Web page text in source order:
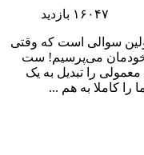
۱۶۰۴۷ بازدید
سوالی است که وقتی
خودمان می‌پرسیم! ست
را تبدیل به یک
کاملا به هم ...